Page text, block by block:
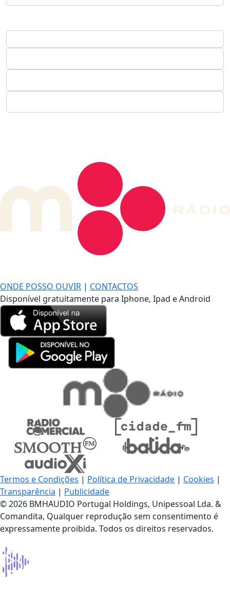
ONDE POSSO OUVIR | CONTACTOS
Disponível gratuitamente para Iphone, Ipad e Android
Termos e Condições | Política de Privacidade | Cookies |
Transparência | Publicidade
© 2026 BMHAUDIO Portugal Holdings, Unipessoal Lda. &
Comandita, Qualquer reprodução sem consentimento é
expressamente proibida. Todos os direitos reservados.